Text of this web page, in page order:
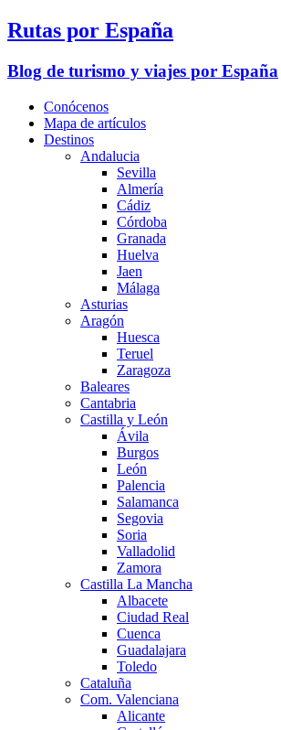
Rutas por España
Blog de turismo y viajes por España
Conócenos
Mapa de artículos
Destinos
Andalucia
Sevilla
Almería
Cádiz
Córdoba
Granada
Huelva
Jaen
Málaga
Asturias
Aragón
Huesca
Teruel
Zaragoza
Baleares
Cantabria
Castilla y León
Ávila
Burgos
León
Palencia
Salamanca
Segovia
Soria
Valladolid
Zamora
Castilla La Mancha
Albacete
Ciudad Real
Cuenca
Guadalajara
Toledo
Cataluña
Com. Valenciana
Alicante